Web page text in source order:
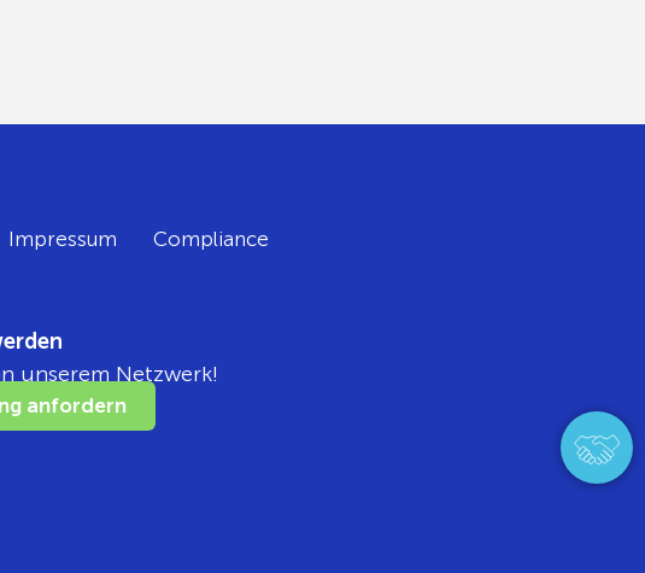
Impressum Compliance
unserem Netzwerk!
anfordern